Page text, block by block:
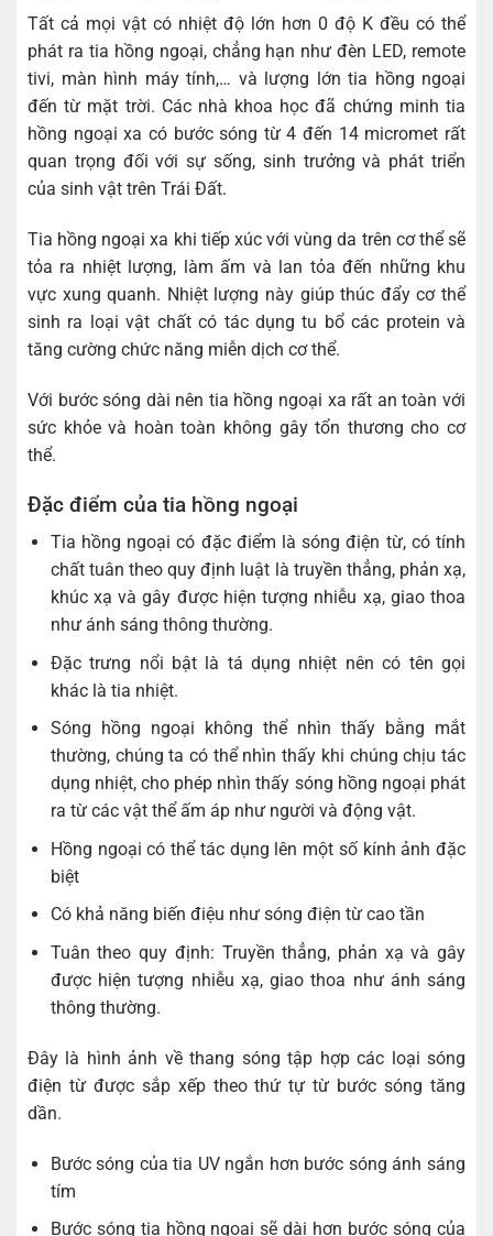
Tất cả mọi vật có nhiệt độ lớn hơn 0 độ K đều có thể
phát ra tia hồng ngoại, chẳng hạn như đèn LED, remote
tivi, màn hình máy tính,… và lượng lớn tia hồng ngoại
đến từ mặt trời. Các nhà khoa học đã chứng minh tia
hồng ngoại xa có bước sóng từ 4 đến 14 micromet rất
quan trọng đối với sự sống, sinh trưởng và phát triển
của sinh vật trên Trái Đất.
Tia hồng ngoại xa khi tiếp xúc với vùng da trên cơ thể sẽ
tỏa ra nhiệt lượng, làm ấm và lan tỏa đến những khu
vực xung quanh. Nhiệt lượng này giúp thúc đẩy cơ thể
sinh ra loại vật chất có tác dụng tu bổ các protein và
tăng cường chức năng miễn dịch cơ thể.
Với bước sóng dài nên tia hồng ngoại xa rất an toàn với
sức khỏe và hoàn toàn không gây tổn thương cho cơ
thể.
Đặc điểm của tia hồng ngoại
Tia hồng ngoại có đặc điểm là sóng điện từ, có tính
chất tuân theo quy định luật là truyền thẳng, phản xạ,
khúc xạ và gây được hiện tượng nhiễu xạ, giao thoa
như ánh sáng thông thường.
Đặc trưng nổi bật là tá dụng nhiệt nên có tên gọi
khác là tia nhiệt.
Sóng hồng ngoại không thể nhìn thấy bằng mắt
thường, chúng ta có thể nhìn thấy khi chúng chịu tác
dụng nhiệt, cho phép nhìn thấy sóng hồng ngoại phát
ra từ các vật thể ấm áp như người và động vật.
Hồng ngoại có thể tác dụng lên một số kính ảnh đặc
biệt
Có khả năng biến điệu như sóng điện từ cao tần
Tuân theo quy định: Truyền thẳng, phản xạ và gây
được hiện tượng nhiễu xạ, giao thoa như ánh sáng
thông thường.
Đây là hình ảnh về thang sóng tập hợp các loại sóng
điện từ được sắp xếp theo thứ tự từ bước sóng tăng
dần.
Bước sóng của tia UV ngắn hơn bước sóng ánh sáng
tím
Bước sóng tia hồng ngoại sẽ dài hơn bước sóng của